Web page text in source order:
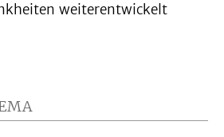
weiterentwickelt